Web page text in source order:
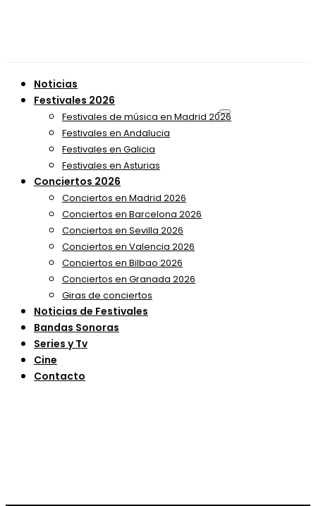
Noticias
Festivales 2026
Festivales de música en Madrid 2026
Festivales en Andalucia
Festivales en Galicia
Festivales en Asturias
Conciertos 2026
Conciertos en Madrid 2026
Conciertos en Barcelona 2026
Conciertos en Sevilla 2026
Conciertos en Valencia 2026
Conciertos en Bilbao 2026
Conciertos en Granada 2026
Giras de conciertos
Noticias de Festivales
Bandas Sonoras
Series y Tv
Cine
Contacto